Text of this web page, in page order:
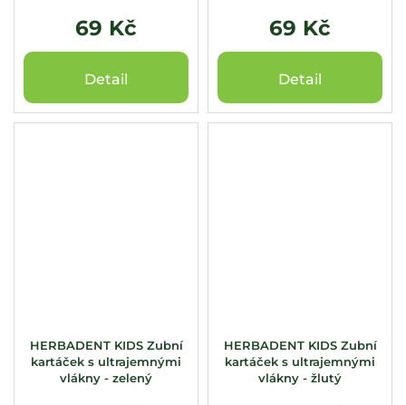
69 Kč
Detail
69 Kč
Detail
HERBADENT KIDS Zubní
kartáček s ultrajemnými
vlákny - zelený
HERBADENT KIDS Zubní
kartáček s ultrajemnými
vlákny - žlutý